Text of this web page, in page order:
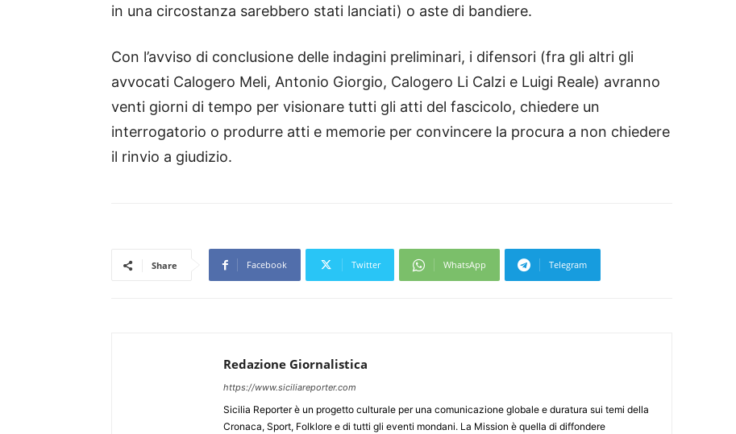
in una circostanza sarebbero stati lanciati) o aste di bandiere.
Con l’avviso di conclusione delle indagini preliminari, i difensori (fra gli altri gli
avvocati Calogero Meli, Antonio Giorgio, Calogero Li Calzi e Luigi Reale) avranno
venti giorni di tempo per visionare tutti gli atti del fascicolo, chiedere un
interrogatorio o produrre atti e memorie per convincere la procura a non chiedere
il rinvio a giudizio.
Share Facebook Twitter WhatsApp Telegram
Redazione Giornalistica
https://www.siciliareporter.com
Sicilia Reporter è un progetto culturale per una comunicazione globale e duratura sui temi della
Cronaca, Sport, Folklore e di tutti gli eventi mondani. La Mission è quella di diffondere